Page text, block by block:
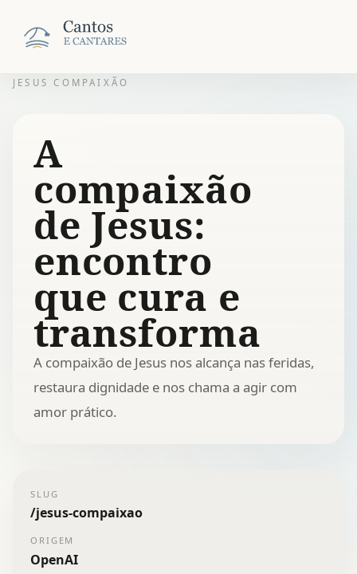
JESUS COMPAIXÃO
A
compaixão
de Jesus:
encontro
que cura e
transforma
A compaixão de Jesus nos alcança nas feridas,
restaura dignidade e nos chama a agir com
amor prático.
SLUG
/jesus-compaixao
ORIGEM
OpenAI